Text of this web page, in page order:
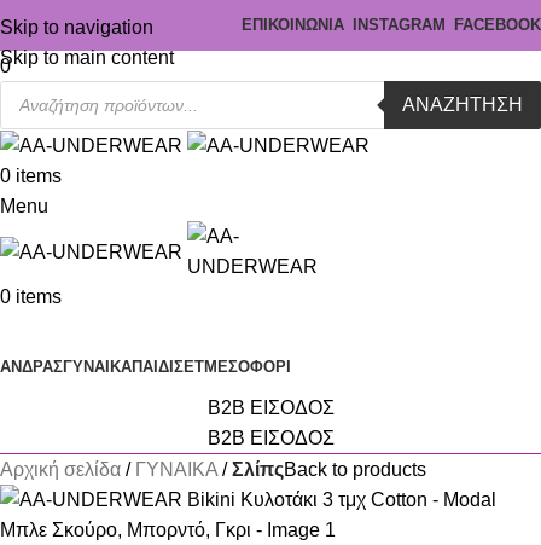
Skip to navigation
Skip to main content
ΕΠΙΚΟΙΝΩΝΙΑ INSTAGRAM FACEBOOK
0
ΑΝΑΖΉΤΗΣΗ
0 items
Menu
0 items
ΑΝΔΡΑΣΓΥΝΑΙΚΑΠΑΙΔΙ ΣΕΤΜΕΣΟΦΟΡΙ
B2B ΕΙΣΟΔΟΣ
B2B ΕΙΣΟΔΟΣ
Αρχική σελίδα
ΓΥΝΑΙΚΑ ΣλίπςBack to products